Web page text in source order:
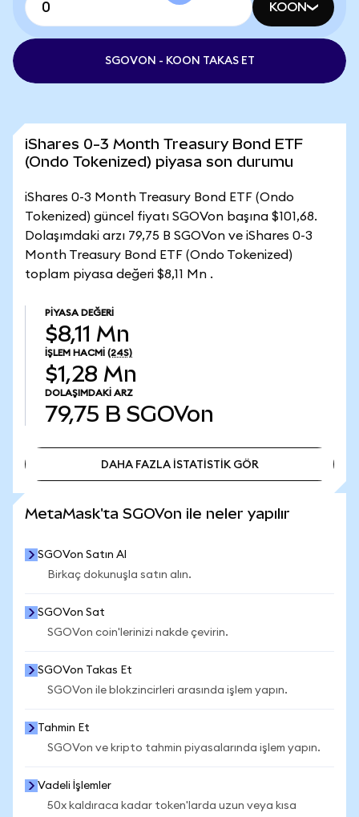
KOON
SGOVON - KOON TAKAS ET
iShares 0-3 Month Treasury Bond ETF
(Ondo Tokenized) piyasa son durumu
iShares 0-3 Month Treasury Bond ETF (Ondo
Tokenized) güncel fiyatı SGOVon başına $101,68.
Dolaşımdaki arzı 79,75 B SGOVon ve iShares 0-3
Month Treasury Bond ETF (Ondo Tokenized)
toplam piyasa değeri $8,11 Mn .
PIYASA DEĞERI
$8,11 Mn
İŞLEM HACMI (24S)
$1,28 Mn
DOLAŞIMDAKI ARZ
79,75 B SGOVon
DAHA FAZLA İSTATİSTİK GÖR
MetaMask'ta SGOVon ile neler yapılır
SGOVon Satın Al
Birkaç dokunuşla satın alın.
SGOVon Sat
SGOVon coin'lerinizi nakde çevirin.
SGOVon Takas Et
SGOVon ile blokzincirleri arasında işlem yapın.
Tahmin Et
SGOVon ve kripto tahmin piyasalarında işlem yapın.
Vadeli İşlemler
50x kaldıraca kadar token'larda uzun veya kısa